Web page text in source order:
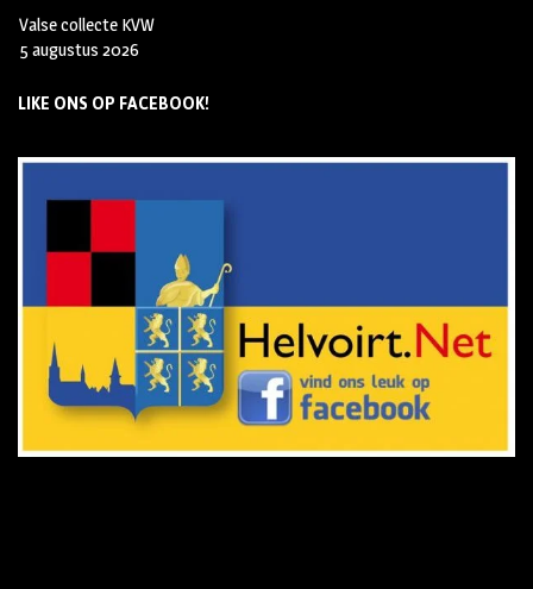
Valse collecte KVW
5 augustus 2026
LIKE ONS OP FACEBOOK!